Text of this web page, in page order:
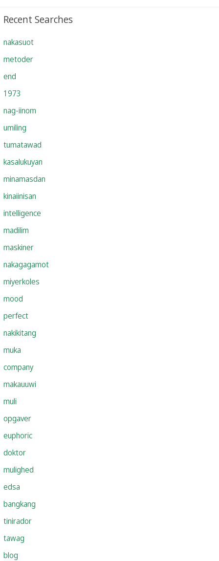
Recent Searches
nakasuot
metoder
end
1973
nag-iinom
umiling
tumatawad
kasalukuyan
minamasdan
kinaiinisan
intelligence
madilim
maskiner
nakagagamot
miyerkoles
mood
perfect
nakikitang
muka
company
makauuwi
muli
opgaver
euphoric
doktor
mulighed
edsa
bangkang
tinirador
tawag
blog